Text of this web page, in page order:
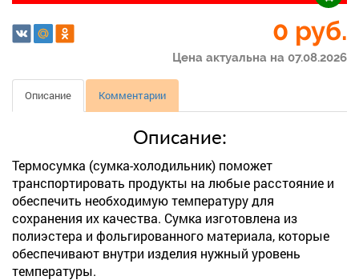
0 руб.
Цена актуальна на 07.08.2026
Описание Комментарии
Описание:
Термосумка (сумка-холодильник) поможет
транспортировать продукты на любые расстояние и
обеспечить необходимую температуру для
сохранения их качества. Сумка изготовлена из
полиэстера и фольгированного материала, которые
обеспечивают внутри изделия нужный уровень
температуры.